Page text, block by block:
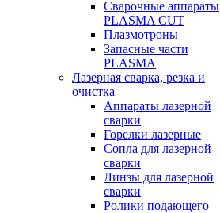
Сварочные аппараты
PLASMA CUT
Плазмотроны
Запасные части
PLASMA
Лазерная сварка, резка и
очистка
Аппараты лазерной
сварки
Горелки лазерные
Сопла для лазерной
сварки
Линзы для лазерной
сварки
Ролики подающего